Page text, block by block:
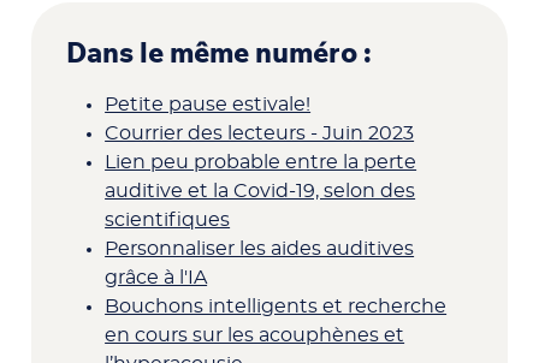
Dans le même numéro :
Petite pause estivale!
Courrier des lecteurs - Juin 2023
Lien peu probable entre la perte
auditive et la Covid-19, selon des
scientifiques
Personnaliser les aides auditives
grâce à l'IA
Bouchons intelligents et recherche
en cours sur les acouphènes et